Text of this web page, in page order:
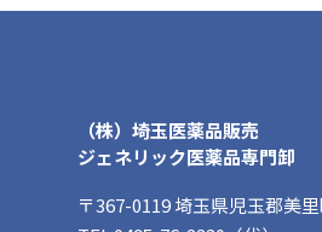
（株）埼玉医薬品販売
ジェネリック医薬品専門卸
〒367-0119 埼玉県児玉郡美